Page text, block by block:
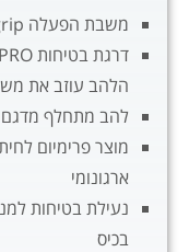
משבת הפעלה squeeze-grip להפעלה נוחה וייחודית
הלהב עוזב את
להב מתחלף מדגם 60099.70
מוצר פרימיום
ארגונומי
נעילת בטיחות
בכיס